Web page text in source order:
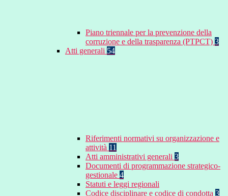
Piano triennale per la prevenzione della
corruzione e della trasparenza (PTPCT) 3
Atti generali 54
Riferimenti normativi su organizzazione e
attività 11
Atti amministrativi generali 3
Documenti di programmazione strategico-
gestionale 4
Statuti e leggi regionali
Codice disciplinare e codice di condotta 3